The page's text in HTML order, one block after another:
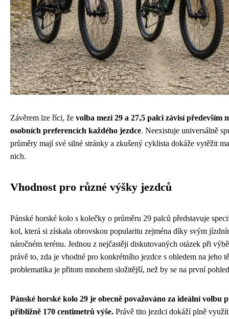
Závěrem lze říci, že volba mezi 29 a 27,5 palci závisí především
osobních preferencích každého jezdce. Neexistuje universálně
průměry mají své silné stránky a zkušený cyklista dokáže vytěžit
nich.
Vhodnost pro různé výšky jezdců
Pánské horské kolo s kolečky o průměru 29 palců představuje
kol, která si získala obrovskou popularitu zejména díky svým
náročném terénu. Jednou z nejčastěji diskutovaných otázek při
právě to, zda je vhodné pro konkrétního jezdce s ohledem na jeho
problematika je přitom mnohem složitější, než by se na první
Pánské horské kolo 29 je obecně považováno za ideální volbu
přibližně 170 centimetrů výše. Právě tito jezdci dokáží plně